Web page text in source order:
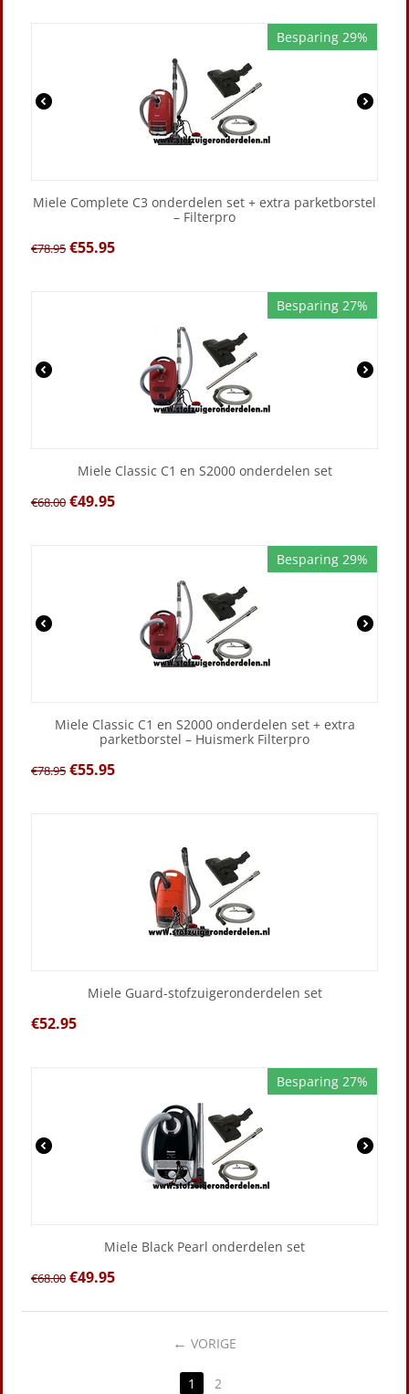
Besparing 29%
Miele Complete C3 onderdelen set + extra parketborstel
– Filterpro
€78.95 €55.95
Besparing 27%
Miele Classic C1 en S2000 onderdelen set
€68.00 €49.95
Besparing 29%
Miele Classic C1 en S2000 onderdelen set + extra
parketborstel – Huismerk Filterpro
€78.95 €55.95
Miele Guard-stofzuigeronderdelen set
€52.95
Besparing 27%
Miele Black Pearl onderdelen set
€68.00 €49.95
VORIGE
1 2